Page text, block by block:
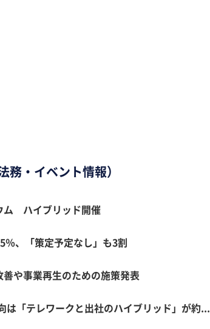
・イベント情報）
ム ハイブリッド開催
、「策定予定なし」も3割
や事業再生のための施策発表
は「テレワークと出社のハイブリッド」が約...